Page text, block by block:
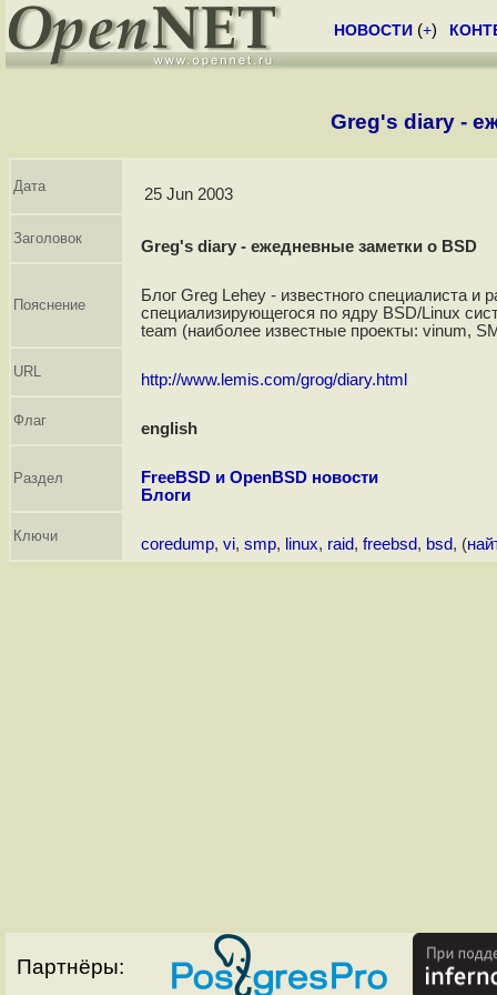
НОВОСТИ (+)
Greg's diary -
Дата 25 Jun 2003
Заголовок Greg's diary - ежедневные заметки о BSD
Пояснение
Блог Greg Lehey - известного специалиста и
специализирующегося по ядру BSD/Linux
team (наиболее известные проекты: vinum,
URL http://www.lemis.com/grog/diary.html
Флаг english
Раздел
FreeBSD и OpenBSD новости
Блоги
Ключи coredump, vi, smp, linux, raid, freebsd, bsd, (
Партнёры: